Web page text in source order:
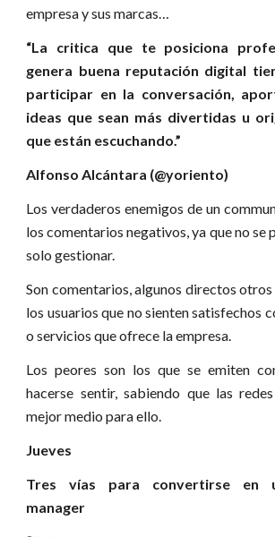
empresa y sus marcas…
“La critica que te posiciona
genera buena reputación digital
participar en la conversación,
ideas que sean más divertidas u
que están escuchando.”
Alfonso Alcántara (@yoriento)
Los verdaderos enemigos de un
los comentarios negativos, ya que no se
solo gestionar.
Son comentarios, algunos directos
los usuarios que no sienten satisfechos
o servicios que ofrece la empresa.
Los peores son los que se emiten
hacerse sentir, sabiendo que las
mejor medio para ello.
Jueves
Tres vías para convertirse en
manager